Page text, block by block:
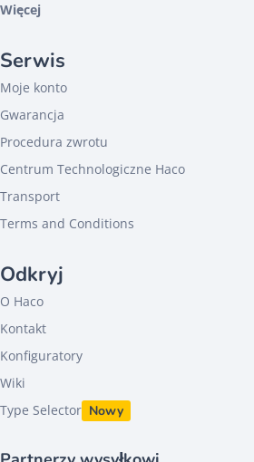
Więcej
Serwis
Moje konto
Gwarancja
Procedura zwrotu
Centrum Technologiczne Haco
Transport
Terms and Conditions
Odkryj
O Haco
Kontakt
Konfiguratory
Wiki
Type Selector Nowy